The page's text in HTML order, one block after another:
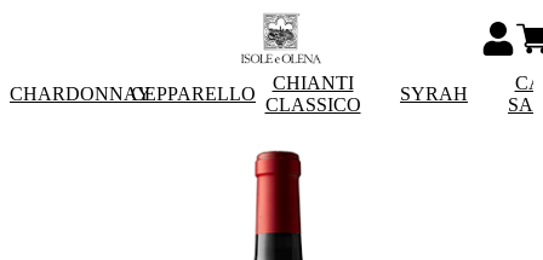
CHARDONNAYCEPPARELLO
CHIANTI
CLASSICO
SYRAH